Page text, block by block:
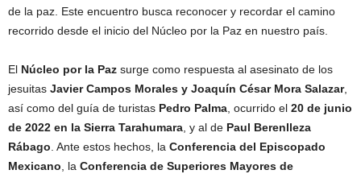
de la paz. Este encuentro busca reconocer y recordar el camino
recorrido desde el inicio del Núcleo por la Paz en nuestro país.
El Núcleo por la Paz surge como respuesta al asesinato de los
jesuitas Javier Campos Morales y Joaquín César Mora Salazar,
así como del guía de turistas Pedro Palma , ocurrido el 20 de junio
de 2022 en la Sierra Tarahumara , y al de Paul Berenlleza
Rábago . Ante estos hechos, la Conferencia del Episcopado
Mexicano , la Conferencia de Superiores Mayores de